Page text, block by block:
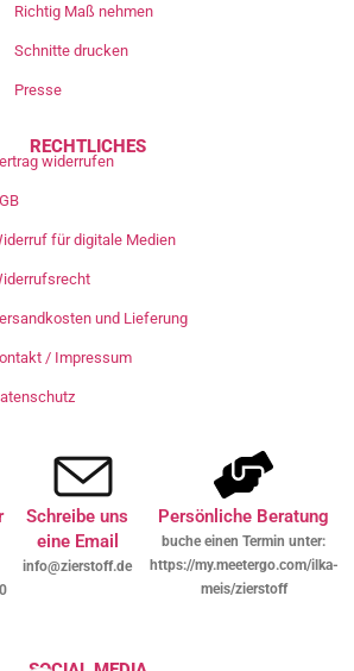
Richtig Maß nehmen
Schnitte drucken
Presse
RECHTLICHES
widerrufen
für digitale Medien
und Lieferung
/ Impressum
Schreibe uns
eine Email
info@zierstoff.de
Persönliche Beratung
buche einen Termin unter:
https://my.meetergo.com/ilka-
meis/zierstoff